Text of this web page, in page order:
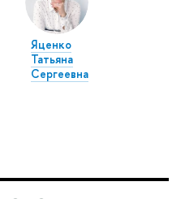
Яценко
Татьяна
Сергеевна